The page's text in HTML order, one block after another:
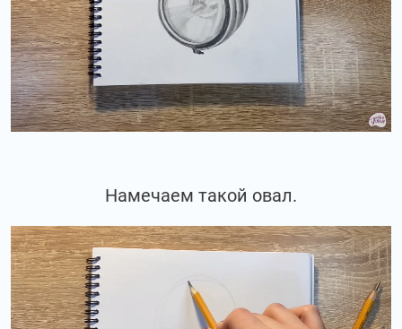
Намечаем такой овал.